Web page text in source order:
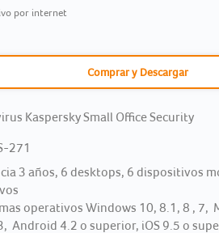
por internet
Comprar y Descargar
Kaspersky Small Office Security
271
3 años, 6 desktops, 6 dispositivos
operativos Windows 10, 8.1, 8 , 7,
Android 4.2 o superior, iOS 9.5 o